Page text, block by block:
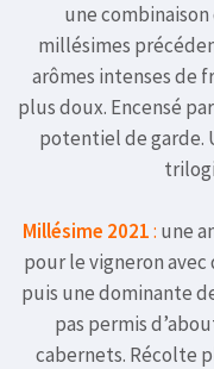
une
millésimes
arômes intenses de
plus doux. Encensé
potentiel de garde.
Millésime 2021: une
pour le vigneron
puis une dominante
pas permis
cabernets. Récolte